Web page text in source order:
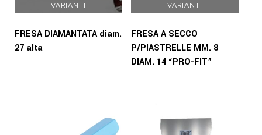
VARIANTI
FRESA DIAMANTATA diam.
27 alta
VARIANTI
FRESA A SECCO
P/PIASTRELLE MM. 8
DIAM. 14 “PRO-FIT”